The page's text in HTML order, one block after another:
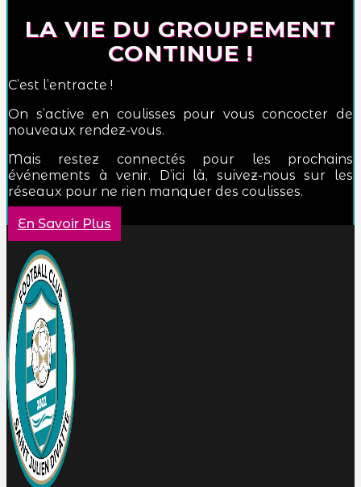
LA VIE DU GROUPEMENT
CONTINUE !
C’est l’entracte !
On s’active en coulisses pour vous concocter de
nouveaux rendez-vous.
Mais restez connectés pour les prochains
événements à venir. D’ici là, suivez-nous sur les
réseaux pour ne rien manquer des coulisses.
En Savoir Plus